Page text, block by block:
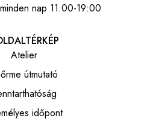
nap 11:00-19:00
Atelier
útmutató
időpont